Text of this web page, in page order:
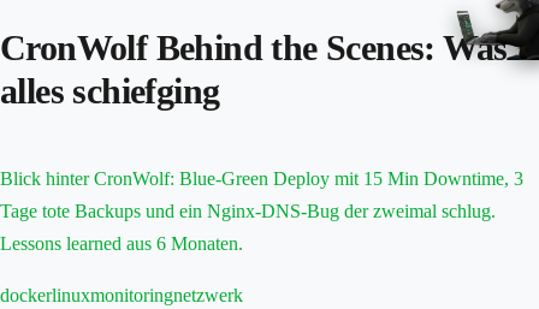
CronWolf Behind the Scenes: Was
alles schiefging
Blick hinter CronWolf: Blue-Green Deploy mit 15 Min Downtime, 3
Tage tote Backups und ein Nginx-DNS-Bug der zweimal schlug.
Lessons learned aus 6 Monaten.
dockerlinuxmonitoringnetzwerk